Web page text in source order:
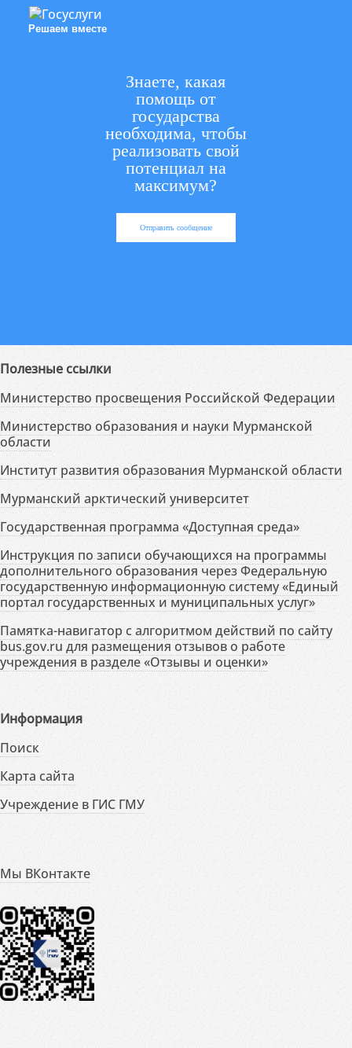
Решаем вместе
Знаете, какая
помощь от
государства
необходима, чтобы
реализовать свой
потенциал на
максимум?
Отправить сообщение
Полезные ссылки
Министерство просвещения Российской Федерации
Министерство образования и науки Мурманской
области
Институт развития образования Мурманской области
Мурманский арктический университет
Государственная программа «Доступная среда»
Инструкция по записи обучающихся на программы
дополнительного образования через Федеральную
государственную информационную систему «Единый
портал государственных и муниципальных услуг»
Памятка-навигатор с алгоритмом действий по сайту
bus.gov.ru для размещения отзывов о работе
учреждения в разделе «Отзывы и оценки»
Информация
Поиск
Карта сайта
Учреждение в ГИС ГМУ
Мы ВКонтакте